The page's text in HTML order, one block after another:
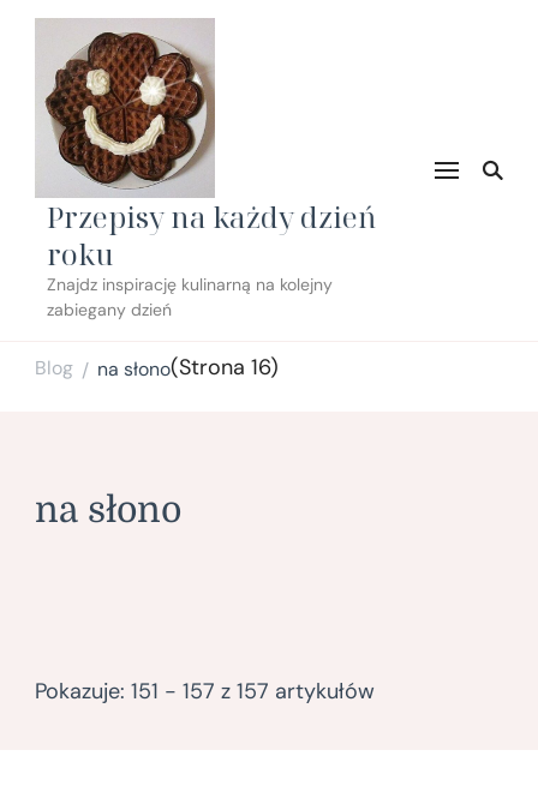
Przepisy na każdy dzień
roku
Znajdz inspirację kulinarną na kolejny
zabiegany dzień
Blog / na słono(Strona 16)
na słono
Pokazuje: 151 - 157 z 157 artykułów